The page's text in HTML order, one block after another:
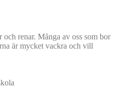
renar. Många av oss som bor
är mycket vackra och vill